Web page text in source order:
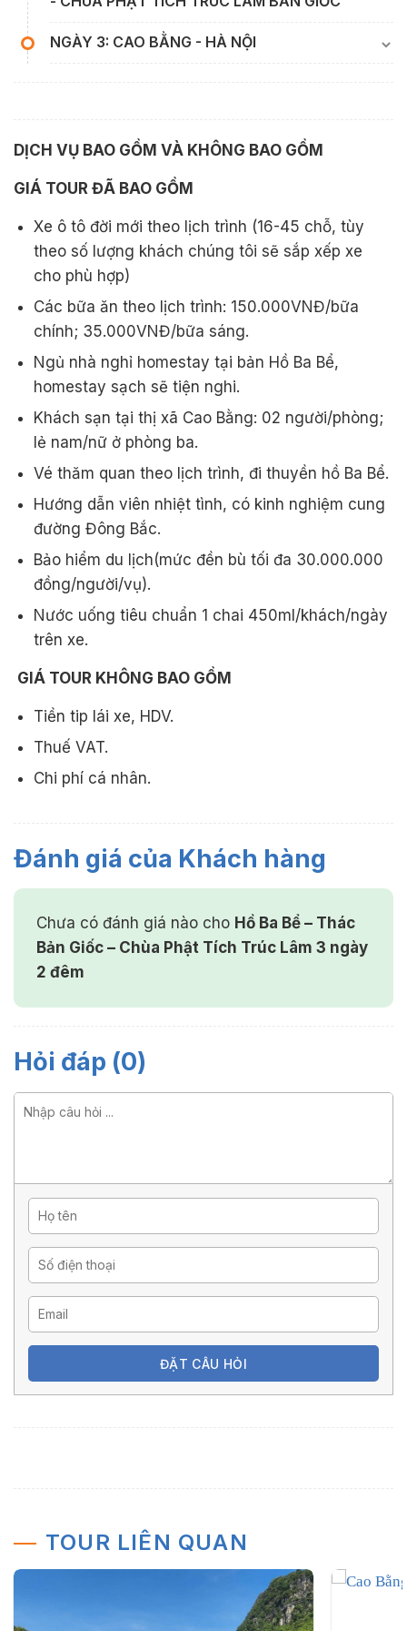
NGÀY 3: CAO BẰNG - HÀ NỘI
DỊCH VỤ BAO GỒM VÀ KHÔNG BAO GỒM
GIÁ TOUR ĐÃ BAO GỒM
Xe ô tô đời mới theo lịch trình (16-45 chỗ, tùy
theo số lượng khách chúng tôi sẽ sắp xếp xe
cho phù hợp)
Các bữa ăn theo lịch trình: 150.000VNĐ/bữa
chính; 35.000VNĐ/bữa sáng.
Ngủ nhà nghỉ homestay tại bản Hồ Ba Bể,
homestay sạch sẽ tiện nghi.
Khách sạn tại thị xã Cao Bằng: 02 người/phòng;
lẻ nam/nữ ở phòng ba.
Vé thăm quan theo lịch trình, đi thuyền hồ Ba Bể.
Hướng dẫn viên nhiệt tình, có kinh nghiệm cung
đường Đông Bắc.
Bảo hiểm du lịch(mức đền bù tối đa 30.000.000
đồng/người/vụ).
Nước uống tiêu chuẩn 1 chai 450ml/khách/ngày
trên xe.
GIÁ TOUR KHÔNG BAO GỒM
Tiền tip lái xe, HDV.
Thuế VAT.
Chi phí cá nhân.
Đánh giá của Khách hàng
Chưa có đánh giá nào cho Hồ Ba Bể – Thác
Bản Giốc – Chùa Phật Tích Trúc Lâm 3 ngày
2 đêm
Hỏi đáp (0)
ĐẶT CÂU HỎI
TOUR LIÊN QUAN